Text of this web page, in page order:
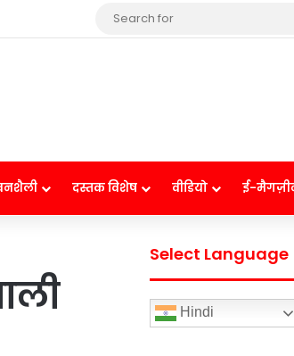
दस्तक विशेष वीडियो ई-
Select Language
Hindi